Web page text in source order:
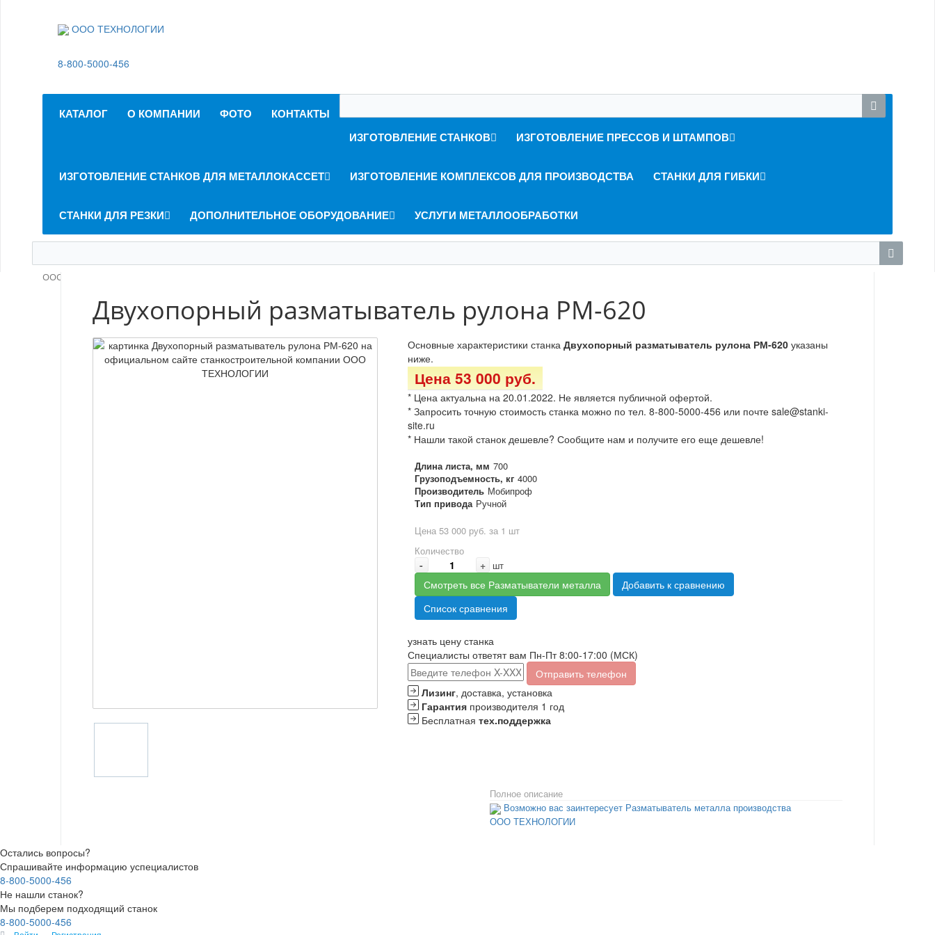
ООО ТЕХНОЛОГИИ
8-800-5000-456
КАТАЛОГ О КОМПАНИИ ФОТО
КОНТАКТЫ
ИЗГОТОВЛЕНИЕ СТАНКОВ
ИЗГОТОВЛЕНИЕ ПРЕССОВ И ШТАМПОВ
ИЗГОТОВЛЕНИЕ СТАНКОВ ДЛЯ МЕТАЛЛОКАССЕТ ИЗГОТОВЛЕНИЕ КОМПЛЕКСОВ ДЛЯ ПРОИЗВОДСТВА СТАНКИ ДЛЯ ГИБКИ
СТАНКИ ДЛЯ РЕЗКИ ДОПОЛНИТЕЛЬНОЕ ОБОРУДОВАНИЕ УСЛУГИ МЕТАЛЛООБРАБОТКИ
ООО ТЕХНОЛОГИИ
Двухопорный разматыватель рулона РМ-620
Основные характеристики станка Двухопорный разматыватель рулона РМ-620указаны
ниже.
Цена 53 000 руб.
* Цена актуальна на 20.01.2022. Не является публичной офертой.
* Запросить точную стоимость станка можно по тел. 8-800-5000-456 или почте sale@stanki-
site.ru
* Нашли такой станок дешевле? Сообщите нам и получите его еще дешевле!
Длина листа, мм 700
Грузоподъемность, кг 4000
Производитель Мобипроф
Тип привода Ручной
Цена 53 000 руб. за 1 шт
Количество
- + шт
Смотреть все Разматыватели металла
Добавить к сравнению
Список сравнения
узнать цену станка
Специалисты ответят вам Пн-Пт 8:00-17:00 (МСК)
Отправить телефон
Лизинг, доставка, установка
Гарантияпроизводителя 1 год
Бесплатная тех.поддержка
Полное описание
Возможно вас заинтересует Разматыватель металла производства
ООО ТЕХНОЛОГИИ
Остались вопросы?
Спрашивайте информацию успециалистов
8-800-5000-456
Не нашли станок?
Мы подберем подходящий станок
8-800-5000-456